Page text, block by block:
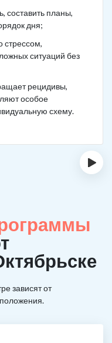
составить планы,
дня;
стрессом,
ситуаций без
рецидивы,
особое
схему.
›
зависят от